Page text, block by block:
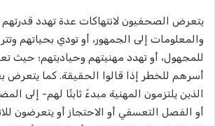
يتعرض الصحفيون لانتهاكات عدة تهدد قدرتهم
والمعلومات إلى الجمهور، أو تودي بحياتهم
للمجهول، أو تهدد مهنيتهم وحياديتهم؛ حيث
أسرهم للخطر إذا قالوا الحقيقة. كما
الذين يلتزمون المهنية مبدءً ثابتًا لهم- إلى
أو الفصل التعسفي أو الاحتجاز أو يتعرضون